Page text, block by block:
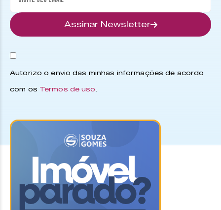
Assinar Newsletter
Autorizo o envio das minhas informações de acordo
com os Termos de uso.